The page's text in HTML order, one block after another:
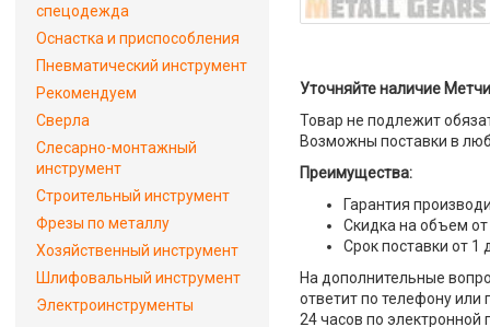
Уточняйте наличие
Товар не подлежит
Возможны поставки в
Преимущества:
Гарантия
Скидка на объем от
Срок поставки от 1
На дополнительные
ответит по телефону или
24 часов по электронной
спецодежда
Оснастка и приспособления
Пневматический инструмент
Рекомендуем
Сверла
Слесарно-монтажный
инструмент
Строительный инструмент
Фрезы по металлу
Хозяйственный инструмент
Шлифовальный инструмент
Электроинструменты